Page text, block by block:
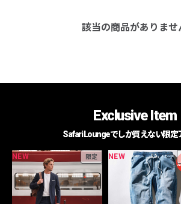
該当の商品がありませ
Exclusive Item
Safari Loungeでしか買えない限定
NEW 限定 NEW